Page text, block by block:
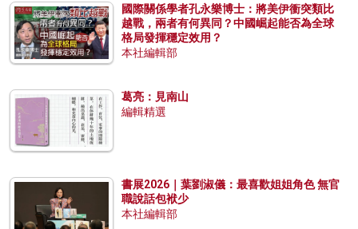
國際關係學者孔永樂博士：將美伊衝突類比
越戰，兩者有何異同？中國崛起能否為全球
格局發揮穩定效用？
本社編輯部
葛亮：見南山
編輯精選
書展2026｜葉劉淑儀：最喜歡姐姐角色 無官
職說話包袱少
本社編輯部